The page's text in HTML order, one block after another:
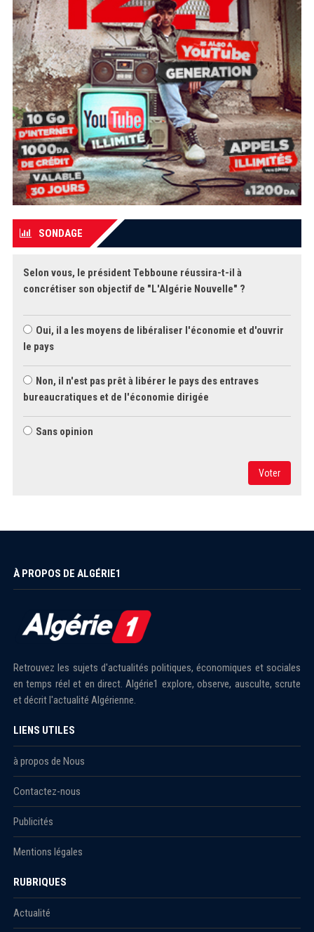
SONDAGE
Selon vous, le président Tebboune réussira-t-il à
concrétiser son objectif de "L'Algérie Nouvelle" ?
Oui, il a les moyens de libéraliser l'économie et d'ouvrir
le pays
Non, il n'est pas prêt à libérer le pays des entraves
bureaucratiques et de l'économie dirigée
Sans opinion
Voter
À PROPOS DE ALGÉRIE1
Retrouvez les sujets d'actualités politiques, économiques et sociales
en temps réel et en direct. Algérie1 explore, observe, ausculte, scrute
et décrit l'actualité Algérienne.
LIENS UTILES
à propos de Nous
Contactez-nous
Publicités
Mentions légales
RUBRIQUES
Actualité